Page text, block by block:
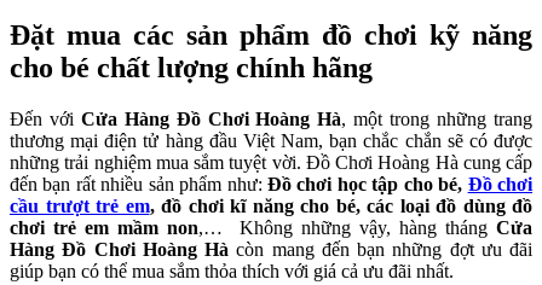
Đặt mua các sản phẩm đồ chơi kỹ năng
cho bé chất lượng chính hãng
Đến với Cửa Hàng Đồ Chơi Hoàng Hà, một trong những trang
thương mại điện tử hàng đầu Việt Nam, bạn chắc chắn sẽ có được
những trải nghiệm mua sắm tuyệt vời. Đồ Chơi Hoàng Hà cung cấp
đến bạn rất nhiều sản phẩm như: Đồ chơi học tập cho bé, Đồ chơi
cầu trượt trẻ em, đồ chơi kĩ năng cho bé, các loại đồ dùng đồ
chơi trẻ em mầm non,… Không những vậy, hàng tháng Cửa
Hàng Đồ Chơi Hoàng Hà còn mang đến bạn những đợt ưu đãi
giúp bạn có thể mua sắm thỏa thích với giá cả ưu đãi nhất.